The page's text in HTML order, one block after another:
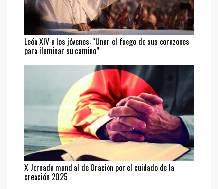
León XIV a los jóvenes: “Unan el fuego de sus corazones
para iluminar su camino”
X Jornada mundial de Oración por el cuidado de la
creación 2025